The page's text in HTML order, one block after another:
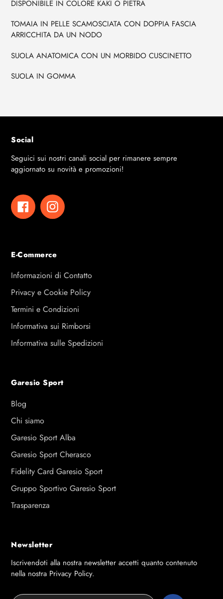
tuo
DISPONIBILE IN COLORE KAKI O PIETRA
TOMAIA IN PELLE SCAMOSCIATA CON DOPPIA FASCIA
ARRICCHITA DA UN NODO
SUOLA ANATOMICA CON UN MORBIDO CUSCINETTO
SUOLA IN GOMMA
Social
Seguici sui nostri canali social per rimanere sempre
aggiornato su novità e promozioni!
FacebookInstagram
E-Commerce
Informazioni di Contatto
Privacy e Cookie Policy
Termini e Condizioni
Informativa sui Rimborsi
Informativa sulle Spedizioni
Garesio Sport
Blog
Chi siamo
Garesio Sport Alba
Garesio Sport Cherasco
Fidelity Card Garesio Sport
Gruppo Sportivo Garesio Sport
Trasparenza
Newsletter
Iscrivendoti alla nostra newsletter accetti quanto contenuto
nella nostra Privacy Policy.